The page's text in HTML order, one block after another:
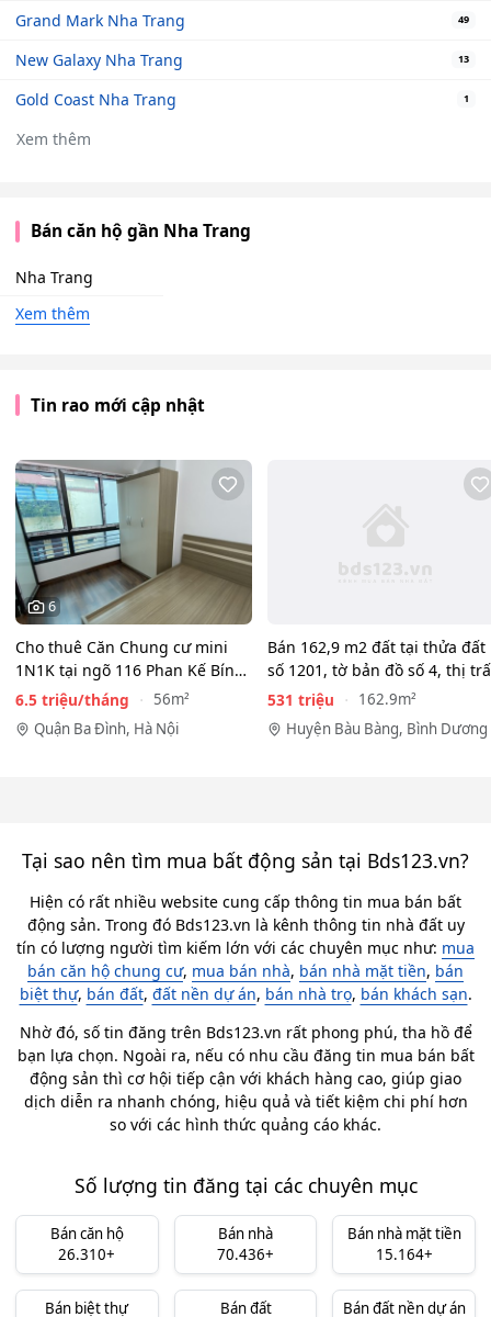
Grand Mark Nha Trang 49
New Galaxy Nha Trang 13
Gold Coast Nha Trang 1
Xem thêm
Bán căn hộ gần Nha Trang
Nha Trang
Xem thêm
Tin rao mới cập nhật
6
Cho thuê Căn Chung cư mini
1N1K tại ngõ 116 Phan Kế Bính,
Cống Vị, Ba Đình. Chỉ…
6.5 triệu/tháng
56m²
Quận Ba Đình, Hà Nội
Bán 162,9 m2 đất tại thửa đất
số 1201, tờ bản đồ số 4, thị
Lai…
531 triệu
162.9m²
Huyện Bàu Bàng, Bình Dương
Tại sao nên tìm mua bất động sản tại Bds123.vn?
Hiện có rất nhiều website cung cấp thông tin mua bán bất
động sản. Trong đó Bds123.vn là kênh thông tin nhà đất uy
tín có lượng người tìm kiếm lớn với các chuyên mục như: mua
bán căn hộ chung cư, mua bán nhà, bán nhà mặt tiền, bán
biệt thự, bán đất, đất nền dự án, bán nhà trọ, bán khách sạn.
Nhờ đó, số tin đăng trên Bds123.vn rất phong phú, tha hồ để
bạn lựa chọn. Ngoài ra, nếu có nhu cầu đăng tin mua bán bất
động sản thì cơ hội tiếp cận với khách hàng cao, giúp giao
dịch diễn ra nhanh chóng, hiệu quả và tiết kiệm chi phí hơn
so với các hình thức quảng cáo khác.
Số lượng tin đăng tại các chuyên mục
Bán căn hộ
26.310+
Bán nhà
70.436+
Bán nhà mặt tiền
15.164+
Bán biệt thự Bán đất Bán đất nền dự án